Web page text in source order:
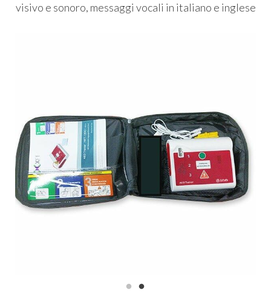
visivo e sonoro, messaggi vocali in italiano e inglese